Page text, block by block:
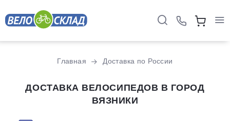
Главная Доставка по России
ДОСТАВКА ВЕЛОСИПЕДОВ В ГОРОД
ВЯЗНИКИ